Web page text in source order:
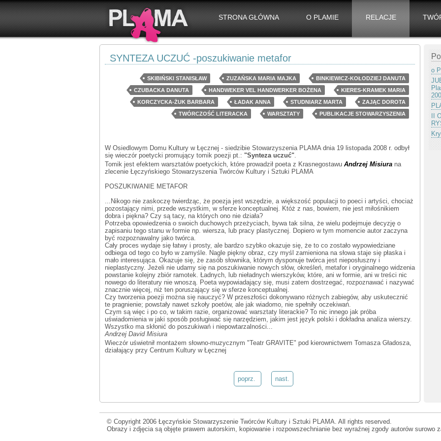
STRONA GŁÓWNA O PLAMIE RELACJE
SYNTEZA UCZUĆ -poszukiwanie metafor
SKIBIŃSKI STANISŁAW ZUZAŃSKA MARIA MAJKA
BINKIEWICZ-KOŁODZIEJ DANUTA
CZUBACKA DANUTA
HANDWEKER VEL HANDWERKER BOŻENA
KIERES-KRAMEK MARIA
KORCZYCKA-ŻUK BARBARA
ŁADAK ANNA STUDNIARZ MARTA
ZAJĄC DOROTA
TWÓRCZOŚĆ LITERACKA
WARSZTATY PUBLIKACJE STOWARZYSZENIA
W Osiedlowym Domu Kultury w Łęcznej - siedzibie Stowarzyszenia PLAMA dnia 19 listopada 2008 r. odbył
się wieczór poetycki promujący tomik poezji pt.: "Synteza uczuć".
Tomik jest efektem warsztatów poetyckich, które prowadził poeta z Krasnegostawu Andrzej Misiura na
zlecenie Łęczyńskiego Stowarzyszenia Twórców Kultury i Sztuki PLAMA
POSZUKIWANIE METAFOR
...Nikogo nie zaskoczę twierdząc, że poezja jest wszędzie, a większość populacji to poeci i artyści, chociaż
pozostający nimi, przede wszystkim, w sferze konceptualnej. Któż z nas, bowiem, nie jest miłośnikiem
dobra i piękna? Czy są tacy, na których ono nie działa?
Potrzeba opowiedzenia o swoich duchowych przeżyciach, bywa tak silna, że wielu podejmuje decyzję o
zapisaniu tego stanu w formie np. wiersza, lub pracy plastycznej. Dopiero w tym momencie autor zaczyna
być rozpoznawalny jako twórca.
Cały proces wydaje się łatwy i prosty, ale bardzo szybko okazuje się, że to co zostało wypowiedziane
odbiega od tego co było w zamyśle. Nagle piękny obraz, czy myśl zamieniona na słowa staje się płaska i
mało interesująca. Okazuje się, że zasób słownika, którym dysponuje twórca jest nieposłuszny i
nieplastyczny. Jeżeli nie udamy się na poszukiwanie nowych słów, określeń, metafor i oryginalnego widzenia
powstanie kolejny zbiór ramotek. Ładnych, lub nieładnych wierszyków, które, ani w formie, ani w treści nic
nowego do literatury nie wnoszą. Poeta wypowiadający się, musi zatem dostrzegać, rozpoznawać i nazywać
znacznie więcej, niż ten poruszający się w sferze konceptualnej.
Czy tworzenia poezji można się nauczyć? W przeszłości dokonywano różnych zabiegów, aby uskutecznić
te pragnienie; powstały nawet szkoły poetów, ale jak wiadomo, nie spełniły oczekiwań.
Czym są więc i po co, w takim razie, organizować warsztaty literackie? To nic innego jak próba
uświadomienia w jaki sposób posługiwać się narzędziem, jakim jest język polski i dokładna analiza wierszy.
Wszystko ma skłonić do poszukiwań i niepowtarzalności...
Andrzej David Misiura
Wieczór uświetnił montażem słowno-muzycznym "Teatr GRAVITE" pod kierownictwem Tomasza Gładosza,
działający przy Centrum Kultury w Łęcznej
poprz. nast.
o
II
© Copyright 2006 Łęczyńskie Stowarzyszenie Twórców Kultury i Sztuki PLAMA. All rights reserved.
Obrazy i zdjęcia są objęte prawem autorskim, kopiowanie i rozpowszechnianie bez wyraźnej zgody autorów surowo